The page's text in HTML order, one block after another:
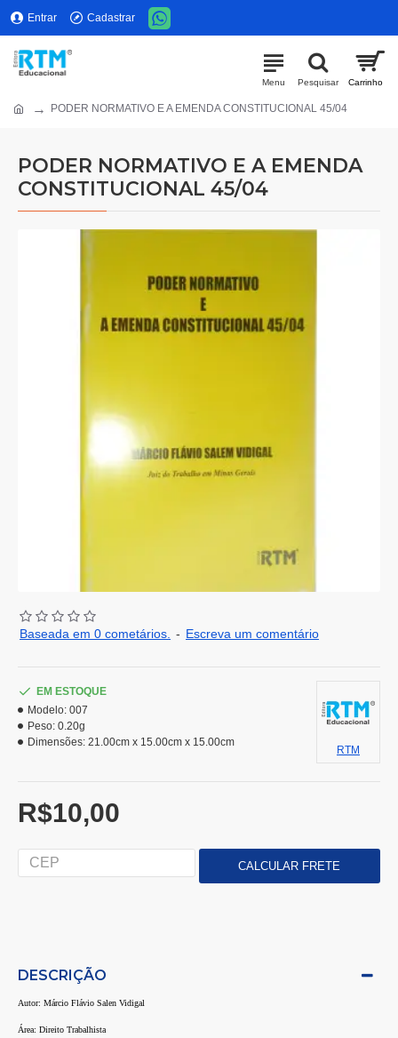
Entrar Cadastrar
PODER NORMATIVO E A EMENDA CONSTITUCIONAL 45/04
PODER NORMATIVO E A EMENDA
CONSTITUCIONAL 45/04
Baseada em 0 cometários. - Escreva um comentário
R$10,00
EM ESTOQUE
Modelo: 007
Peso: 0.20g
Dimensões: 21.00cm x 15.00cm x 15.00cm
RTM
DESCRIÇÃO
Autor: Márcio Flávio Salen Vidigal
Área: Direito Trabalhista